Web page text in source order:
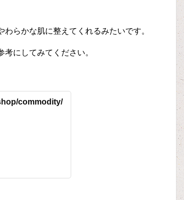
らかな肌に整えてくれるみたいです。
にしてみてください。
commodity/